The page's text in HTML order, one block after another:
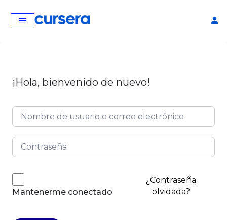
¡Hola, bienvenido de nuevo!
Mantenerme conectado
¿Contraseña
olvidada?